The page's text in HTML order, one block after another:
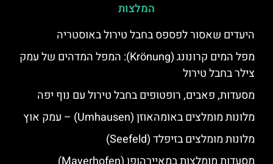
המלצות
היעדים שאסור לפספס בחבל טירול באוסטריה
מפל המים קרונונג (Krönung): המפל המדהים של עמק
צילר בחבל טירול
מסעדות, פאבים, רופטופים בחבל טירול עם נוף יפה
מלונות מומלצים באומהאוזן (Umhausen) – עמק אוץ
מלונות מומלצים בזיפלד (Seefeld)